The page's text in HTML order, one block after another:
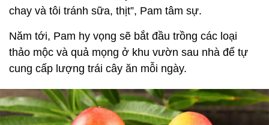
chay và tôi tránh sữa, thịt”, Pam tâm sự.
Năm tới, Pam hy vọng sẽ bắt đầu trồng các loại
thảo mộc và quả mọng ở khu vườn sau nhà để tự
cung cấp lượng trái cây ăn mỗi ngày.